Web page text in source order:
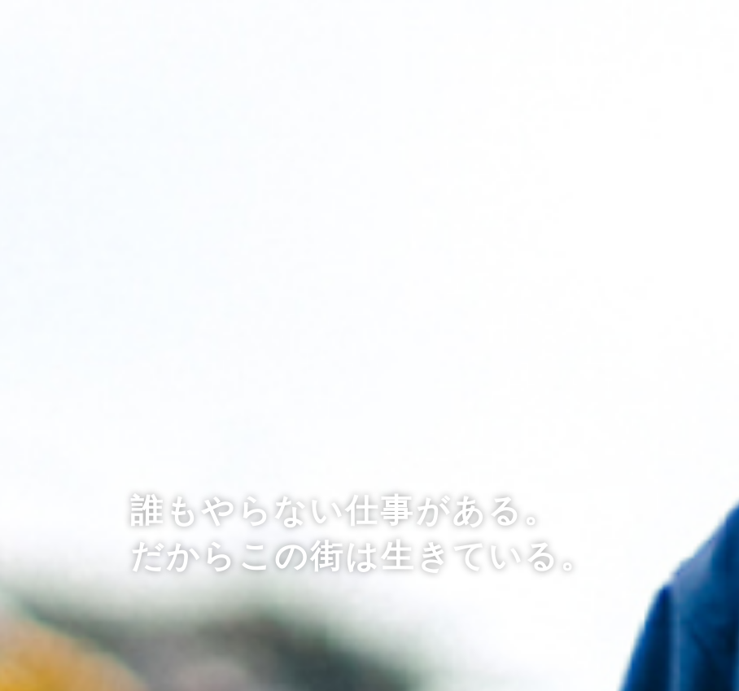
誰もやらない仕事がある。
だからこの街は生きている。